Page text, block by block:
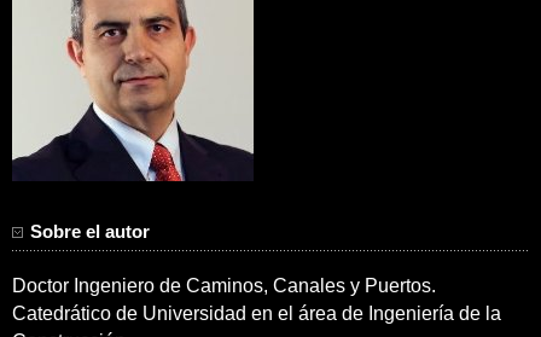
Sobre el autor
Doctor Ingeniero de Caminos, Canales y Puertos.
Catedrático de Universidad en el área de Ingeniería de la